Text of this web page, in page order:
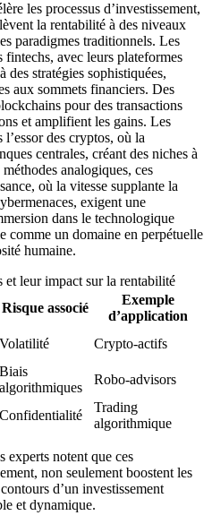
les processus d’investissement,
la rentabilité à des niveaux
paradigmes traditionnels. Les
avec leurs plateformes
des stratégies sophistiquées,
aux sommets financiers. Des
pour des transactions
et amplifient les gains. Les
l’essor des cryptos, où la
centrales, créant des niches à
analogiques, ces
où la vitesse supplante la
exigent une
dans le technologique
comme un domaine en perpétuelle
humaine.
leur impact sur la rentabilité
Risque associé
Exemple
d’application
Volatilité
Crypto-actifs
Biais
algorithmiques
Robo-advisors
Confidentialité
Trading
algorithmique
experts notent que ces
non seulement boostent les
d’un investissement
et dynamique.